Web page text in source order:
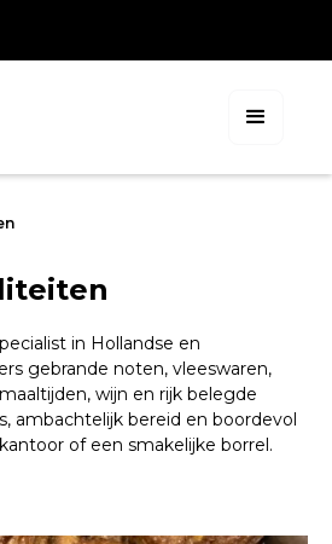
in Hollandse en
gebrande noten, vleeswaren,
wijn en rijk belegde
ambachtelijk bereid en boordevol
of een smakelijke borrel.